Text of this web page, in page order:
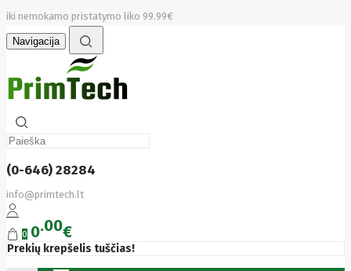
iki nemokamo pristatymo liko 99.99€
Navigacija
(0-646) 28284
info@primtech.lt
0 0 00€
Prekių krepšelis tuščias!